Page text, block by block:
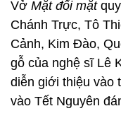
Vở Mặt đối mặtquy
Chánh Trực, Tô
Cảnh, Kim Đào,
gỗ của nghệ sĩ Lê
diễn giới thiệu vào
vào Tết Nguyên